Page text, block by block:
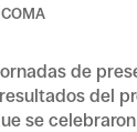
de
del
se